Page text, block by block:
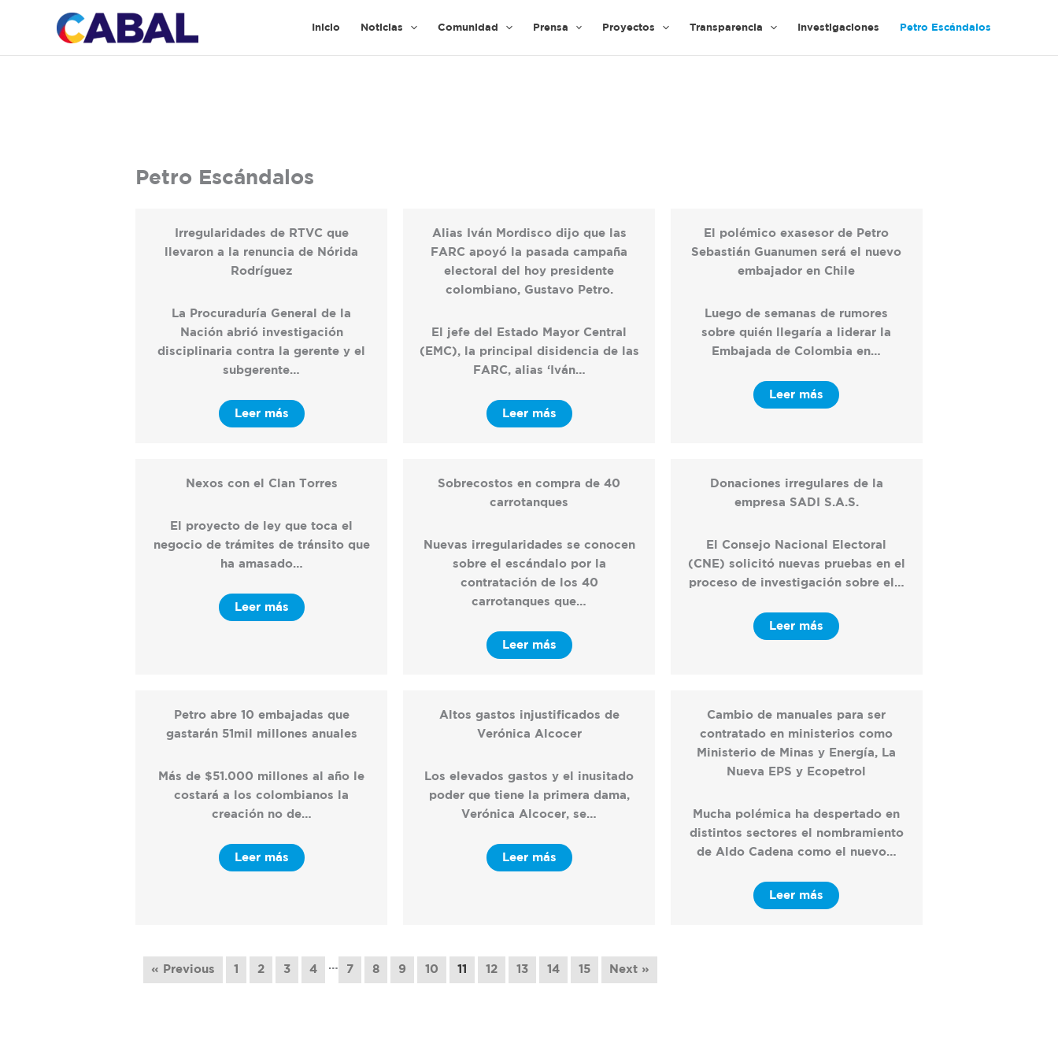
Inicio Noticias Comunidad Prensa Proyectos Transparencia Investigaciones Petro Escándalos
Petro Escándalos
Irregularidades de RTVC que
llevaron a la renuncia de Nórida
Rodríguez
La Procuraduría General de la
Nación abrió investigación
disciplinaria contra la gerente y el
subgerente…
Leer más
Alias Iván Mordisco dijo que las
FARC apoyó la pasada campaña
electoral del hoy presidente
colombiano, Gustavo Petro.
El jefe del Estado Mayor Central
(EMC), la principal disidencia de las
FARC, alias ‘Iván…
Leer más
El polémico exasesor de Petro
Sebastián Guanumen será el nuevo
embajador en Chile
Luego de semanas de rumores
sobre quién llegaría a liderar la
Embajada de Colombia en…
Leer más
Nexos con el Clan Torres
El proyecto de ley que toca el
negocio de trámites de tránsito que
ha amasado…
Leer más
Sobrecostos en compra de 40
carrotanques
Nuevas irregularidades se conocen
sobre el escándalo por la
contratación de los 40
carrotanques que…
Leer más
Donaciones irregulares de la
empresa SADI S.A.S.
El Consejo Nacional Electoral
(CNE) solicitó nuevas pruebas en el
proceso de investigación sobre el…
Leer más
Petro abre 10 embajadas que
gastarán 51mil millones anuales
Más de $51.000 millones al año le
costará a los colombianos la
creación no de…
Leer más
Altos gastos injustificados de
Verónica Alcocer
Los elevados gastos y el inusitado
poder que tiene la primera dama,
Verónica Alcocer, se…
Leer más
Cambio de manuales para ser
contratado en ministerios como
Ministerio de Minas y Energía, La
Nueva EPS y Ecopetrol
Mucha polémica ha despertado en
distintos sectores el nombramiento
de Aldo Cadena como el nuevo…
Leer más
« Previous 1 2 3 4 7 8 9 10 11 12 13 14 15 Next »